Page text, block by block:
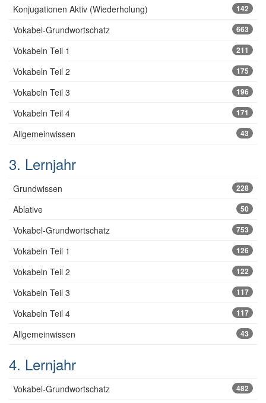
Konjugationen Aktiv (Wiederholung) 142
Vokabel-Grundwortschatz 663
Vokabeln Teil 1 211
Vokabeln Teil 2 175
Vokabeln Teil 3 196
Vokabeln Teil 4 171
Allgemeinwissen 43
3. Lernjahr
Grundwissen 228
Ablative 50
Vokabel-Grundwortschatz 753
Vokabeln Teil 1 126
Vokabeln Teil 2 122
Vokabeln Teil 3 117
Vokabeln Teil 4 117
Allgemeinwissen 43
4. Lernjahr
Vokabel-Grundwortschatz 482